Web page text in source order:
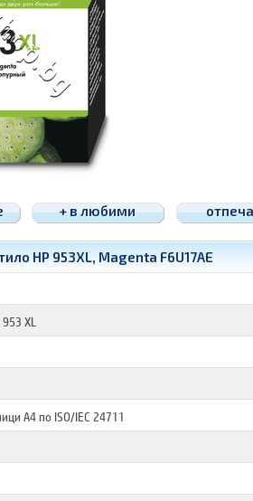
+ в любими
HP 953XL, Magenta F6U17AE
XL
A4 по ISO/IEC 24711